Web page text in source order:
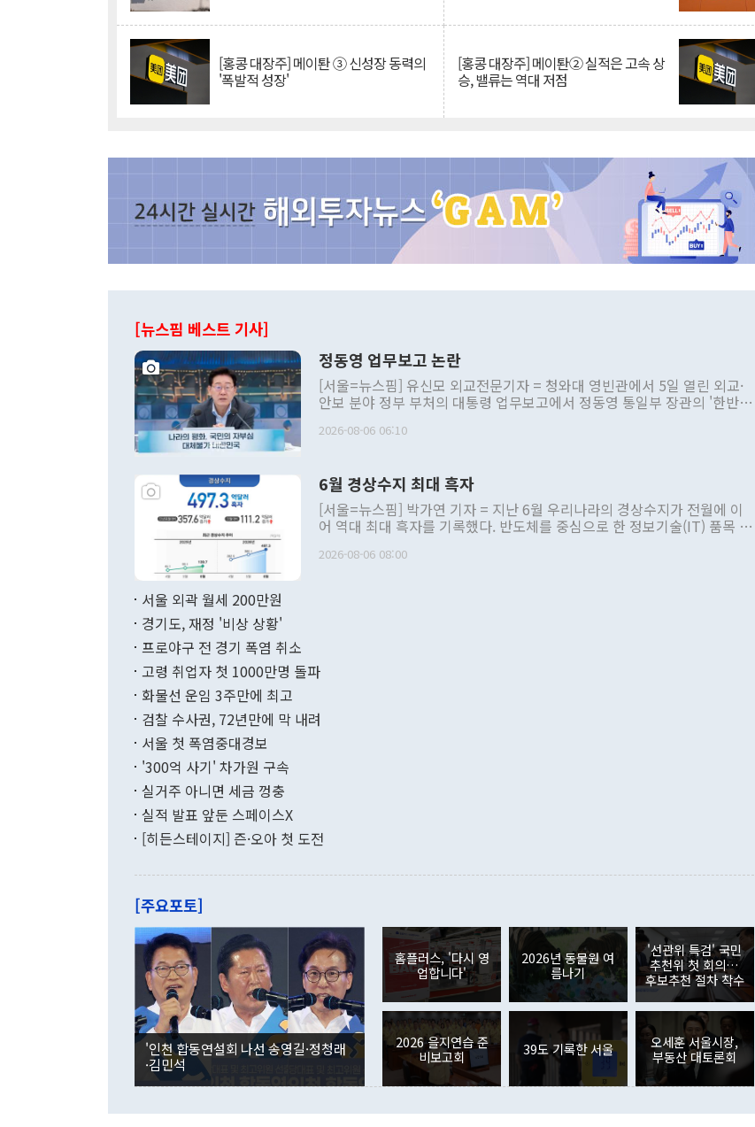
[홍콩 대장주] 메이퇀 ③ 신성장 동력의
'폭발적 성장'
[홍콩 대장주] 메이퇀② 실적은 고속 상
승, 밸류는 역대 저점
[뉴스핌 베스트 기사]
정동영 업무보고 논란
[서울=뉴스핌] 유신모 외교전문기자 = 청와대 영빈관에서 5일 열린 외교·
안보 분야 정부 부처의 대통령 업무보고에서 정동영 통일부 장관의 '한반도
발언 중에는 정부 내 조율을 거치지 않은 사안을 정책으로 추진하겠다고 공
주의적 희망에 근거한 비현실적 구상'이라는 비판을 내놨다. 그동안 정 장
관의 대북 정책 관련 발언이 물의를 빚은 적은 여러 번 있지만 대통령과 유
관 부처 장관이 공개적으로 부정적 입장을 표명한 것은 이례적이다. 정 장
관의 무리한 대북 접근법과 월권을 제어해야 한다는 목소리도 높아지고 있
다. [정동영 통일부 장관이 지난달 23일 오후 서울 종로구 정부서울청사에
무너졌다고도 했다. 또 "현 시점에서 흘러간 선(先)비핵화만 되뇌는 것은
함께 4자 대화의 동력을 확보하기 위해 최선을 다할 것"이라고 말했다. 하
"우리의 선의대로 하는 게 과연 한반도의 평화와 안정에 플러스냐, 결론적
관은 업무보고 사후 브리핑에서 정 장관이 언급한 '4자 회담'에 대해 "이상
이 9월 러시아 블라디보스토크에서 열리는 '동방경제포럼(EEF)'을 언급하
며 "정부 차원에서 (참석을) 검토하고 있다"고 발언한 데 대해서도 조 장관
은 "그것은 외교부의 몫"이라며 "아직 거기까지 진도가 나가지 않았다"고
잘랐다. 정 장관이 이날 소개한 대북 구상과 설명은 정부 내 조율을 거치지
않았다는 점에서 문제가 있다. 특히 주적 표현 대체와 국호 사용, 9·19 군
사합의 복원, 4자회담 추진 등은 통일부 장관이 결정할 사안이 아니어서 월
권이라는 지적이 나오고 있다. 이 대통령은 정 장관의 업무보고를 듣고 난
뒤 "여기 업무보고에 발표했다고 승인난 건 아니다"라고 재차 확인했다. 정
부의 한 소식통은 "정 장관의 발언 내용은 대부분 국가안전보장회의(NSC)
를 거쳐 결정된 사안이 아닌 정 장관의 개인적 생각에 가깝다"며 "안보 관
련 부처 장관이 정부의 공식 정책이 아닌 사안을 추진하겠다고 업무보고를
하고 대통령의 면전에서 '국군통수권자가 나서야 한다'고 주장한 것은 심각
2026-08-06 06:10
6월 경상수지 최대 흑자
[서울=뉴스핌] 박가연 기자 = 지난 6월 우리나라의 경상수지가 전월에 이
어 역대 최대 흑자를 기록했다. 반도체를 중심으로 한 정보기술(IT) 품목 수
료=한국은행] 한국은행이 6일 발표한 '2026년 6월 국제수지(잠정)'에 따르
며 월간 기준 처음으로 1000억달러를 넘어섰다. 상품수입은 644억8000만
196.9% 급증했고 컴퓨터·주변기기(SSD)는 282.7% 증가했다. IT 품목
수출은 160.4% 늘었으며 비IT 품목도 ▲석유제품(47.5%) ▲화공품
기록했지만 지식재산권사용료수지는 전월 흑자에서 4억4000만달러 적자
로 전환됐다. 본원소득수지는 배당소득을 중심으로 32억7000만달러 흑자
는 배당수입이 늘어난 데다 전월 분기배당에 따른 기저효과로 배당지급이
였던 올해 3월(369억9000만달러)을 넘어선 것이다. 직접투자에서는 내국
인의 해외투자가 80억1000만달러, 외국인의 국내투자가 46억3000만달러
각각 증가했다. 증권투자에서는 외국인의 국내 주식 매도세가 이어졌다. 외
국인의 국내 주식 투자는 차익실현 매도 등의 영향으로 316억1000만달러
감소하며 전월(-310억5000만달러)에 이어 역대 최대 순매도 기록을 다시
경신했다. 외국인의 국내 채권투자는 세계국채지수(WGBI) 자금 유입에도
분기 말 만기도래 영향으로 증가 폭이 줄어든 52억9000만달러를 기록했
다. 내국인의 해외 증권투자는 주식을 중심으로 35억6000만달러 증가했
다. eoyn2@newspim.com
2026-08-06 08:00
서울 외곽 월세 200만원
경기도, 재정 '비상 상황'
프로야구 전 경기 폭염 취소
고령 취업자 첫 1000만명 돌파
화물선 운임 3주만에 최고
검찰 수사권, 72년만에 막 내려
서울 첫 폭염중대경보
'300억 사기' 차가원 구속
실거주 아니면 세금 껑충
실적 발표 앞둔 스페이스X
[히든스테이지] 즌·오아 첫 도전
[주요포토]
'인천 합동연설회 나선 송영길·정청래
·김민석
홈플러스, '다시 영
업합니다'
2026년 동물원 여
름나기
'선관위 특검' 국민
추천위 첫 회의…
후보추천 절차 착수
2026 을지연습 준
비보고회
39도 기록한 서울
오세훈 서울시장,
부동산 대토론회